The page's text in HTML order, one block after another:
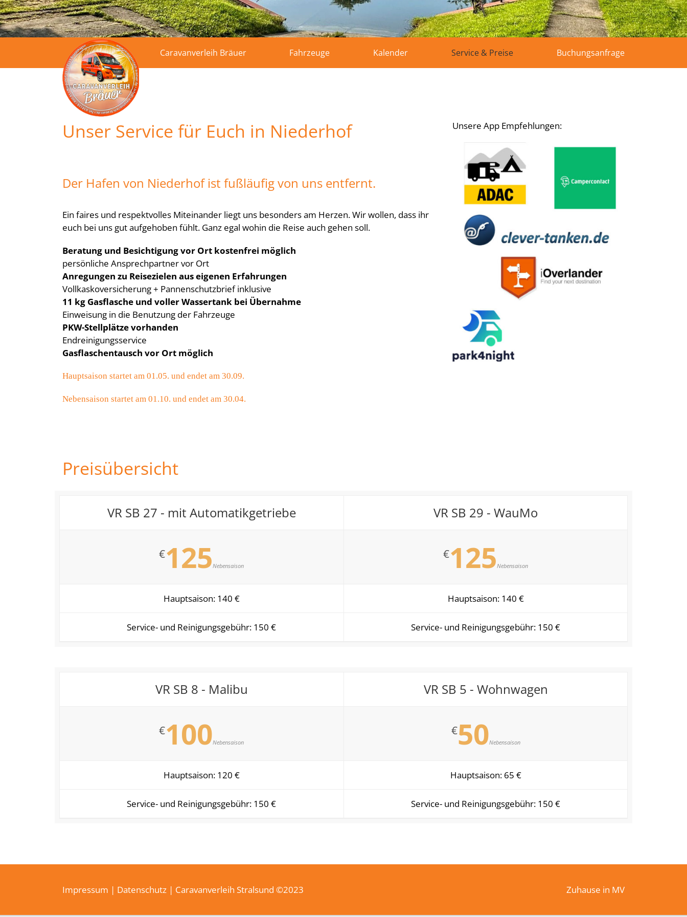
Caravanverleih Bräuer Fahrzeuge Kalender Service & Preise Buchungsanfrage
Unser Service für Euch in Niederhof
Der Hafen von Niederhof ist fußläufig von uns entfernt.
Ein faires und respektvolles Miteinander liegt uns besonders am Herzen. Wir wollen, dass ihr
euch bei uns gut aufgehoben fühlt. Ganz egal wohin die Reise auch gehen soll.
Beratung und Besichtigung vor Ort kostenfrei möglich
persönliche Ansprechpartner vor Ort
Anregungen zu Reisezielen aus eigenen Erfahrungen
Vollkaskoversicherung + Pannenschutzbrief inklusive
11 kg Gasflasche und voller Wassertank bei Übernahme
Einweisung in die Benutzung der Fahrzeuge
PKW-Stellplätze vorhanden
Endreinigungsservice
Gasflaschentausch vor Ort möglich
Hauptsaison startet am 01.05. und endet am 30.09.
Nebensaison startet am 01.10. und endet am 30.04.
Unsere App Empfehlungen:
Preisübersicht
VR SB 27 - mit Automatikgetriebe
€125Nebensaison
Hauptsaison: 140 €
Service- und Reinigungsgebühr: 150 €
VR SB 29 - WauMo
€125Nebensaison
Hauptsaison: 140 €
Service- und Reinigungsgebühr: 150 €
VR SB 8 - Malibu
€100Nebensaison
Hauptsaison: 120 €
Service- und Reinigungsgebühr: 150 €
VR SB 5 - Wohnwagen
€50Nebensaison
Hauptsaison: 65 €
Service- und Reinigungsgebühr: 150 €
Impressum | Datenschutz| Caravanverleih Stralsund ©2023 Zuhause in MV